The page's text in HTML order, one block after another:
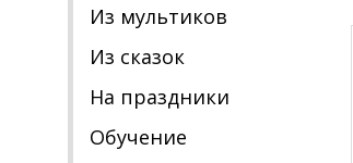
Из мультиков
Из сказок
На праздники
Обучение